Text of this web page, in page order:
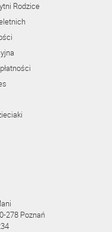
Rodzice
278 Poznań